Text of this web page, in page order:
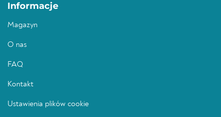
Informacje
Magazyn
O nas
FAQ
Kontakt
Ustawienia plików cookie